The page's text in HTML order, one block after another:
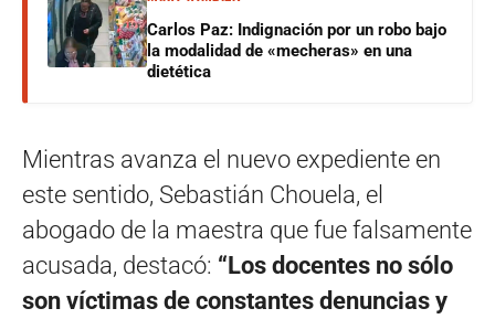
Carlos Paz: Indignación por un robo bajo
la modalidad de «mecheras» en una
dietética
Mientras avanza el nuevo expediente en
este sentido, Sebastián Chouela, el
abogado de la maestra que fue falsamente
acusada, destacó: “Los docentes no sólo
son víctimas de constantes denuncias y